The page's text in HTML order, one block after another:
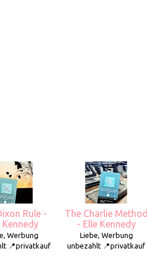
Rule -
Kennedy
Werbung
📍privatkauf
The Charlie Method
- Elle Kennedy
Liebe, Werbung
unbezahlt 📍privatkauf